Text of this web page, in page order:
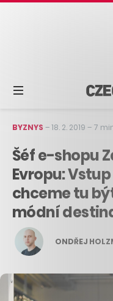
BYZNYS –18. 2. 2019 – 7
Šéf e-shopu
Evropu:
chceme tu
módní
ONDŘEJ